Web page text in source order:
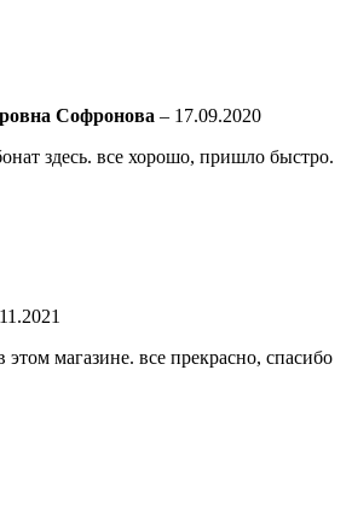
Софронова – 17.09.2020
здесь. все хорошо, пришло быстро.
этом магазине. все прекрасно, спасибо